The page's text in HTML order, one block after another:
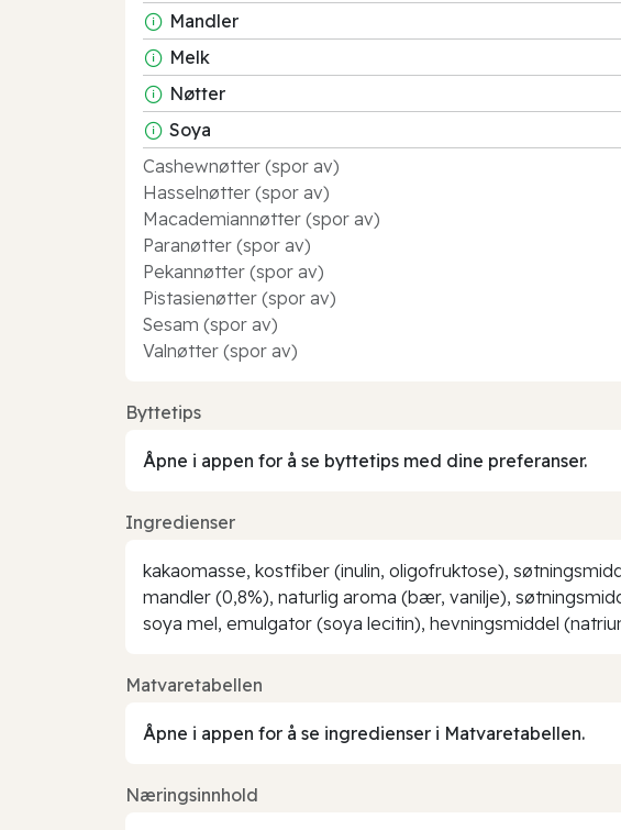
Mandler
Melk
Nøtter
Soya
Cashewnøtter (spor av)
Hasselnøtter (spor av)
Macademiannøtter (spor av)
Paranøtter (spor av)
Pekannøtter (spor av)
Pistasienøtter (spor av)
Sesam (spor av)
Valnøtter (spor av)
Byttetips
Åpne i appen for å se byttetips med dine preferanser.
Ingredienser
kakaomasse, kostfiber (inulin, oligofruktose),
mandler (0,8%), naturlig aroma (bær, vanilje),
soya mel, emulgator (soya lecitin), hevningsmiddel
Matvaretabellen
Åpne i appen for å se ingredienser i Matvaretabellen.
Næringsinnhold